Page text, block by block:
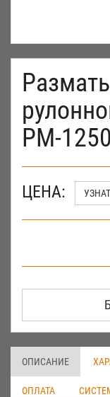
РМ-1250
ЦЕНА:
ОПИСАНИЕ
ОПЛАТА